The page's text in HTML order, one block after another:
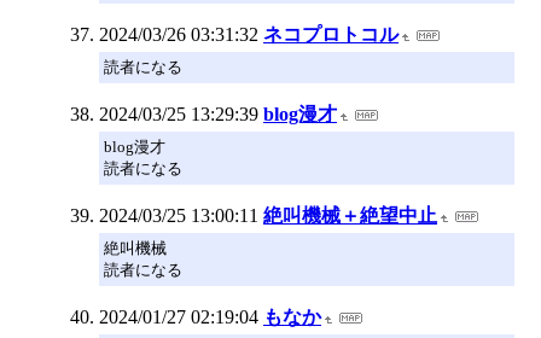
2024/03/26 03:31:32 ネコプロトコル
読者になる
2024/03/25 13:29:39 blog漫才
blog漫才
読者になる
2024/03/25 13:00:11 絶叫機械＋絶望中止
絶叫機械
読者になる
2024/01/27 02:19:04 もなか